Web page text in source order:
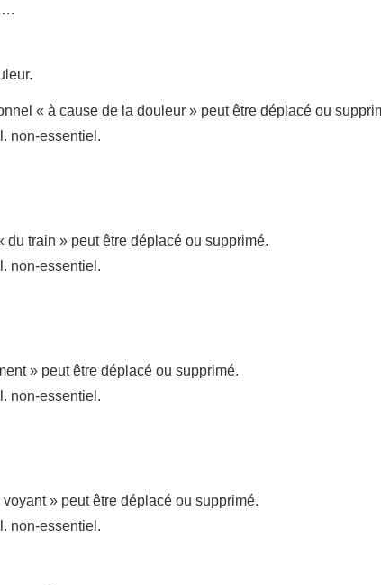
…
« à cause de la douleur » peut être déplacé ou
non-essentiel.
du train » peut être déplacé ou supprimé.
non-essentiel.
» peut être déplacé ou supprimé.
non-essentiel.
» peut être déplacé ou supprimé.
non-essentiel.